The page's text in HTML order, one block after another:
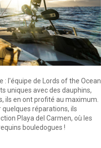
l'équipe de Lords of the Ocean
uniques avec des dauphins,
ils en ont profité au maximum.
réparations, ils
Playa del Carmen, où les
bouledogues !